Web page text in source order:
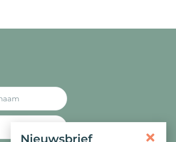
Nieuwsbrief